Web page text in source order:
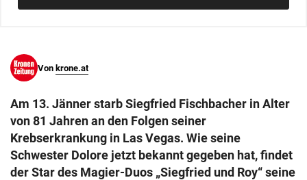
Von krone.at
Am 13. Jänner starb Siegfried Fischbacher in Alter
von 81 Jahren an den Folgen seiner
Krebserkrankung in Las Vegas. Wie seine
Schwester Dolore jetzt bekannt gegeben hat, findet
der Star des Magier-Duos „Siegfried und Roy“ seine